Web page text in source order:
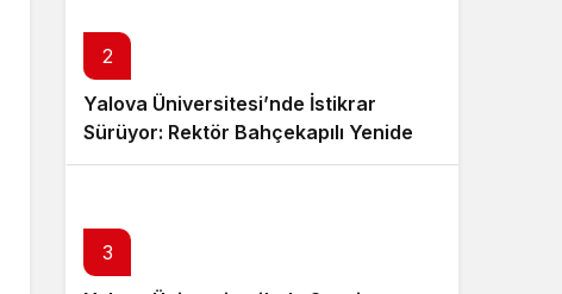
2
Yalova Üniversitesi’nde İstikrar
Sürüyor: Rektör Bahçekapılı Yeniden
Görevde
3